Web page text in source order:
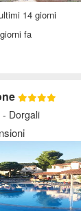
14 giorni
fa
Dorgali